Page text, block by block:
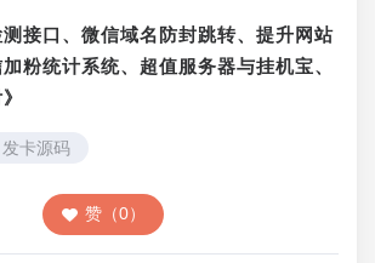
接口、微信域名防封跳转、提升网站
粉统计系统、超值服务器与挂机宝、
发卡源码
赞（0）